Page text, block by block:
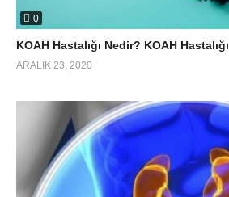
0
KOAH Hastalığı Nedir? KOAH
ARALIK 23, 2020